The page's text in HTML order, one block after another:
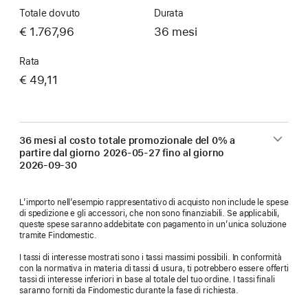
Totale dovuto
€ 1.767,96
Durata
36 mesi
Rata
€ 49,11
36 mesi al costo totale promozionale del 0% a
partire dal giorno 2026-05-27fino al giorno
2026-09-30
L’importo nell’esempio rappresentativo di acquisto non include le spese
di spedizione e gli accessori, che non sono finanziabili. Se applicabili,
queste spese saranno addebitate con pagamento in un’unica soluzione
tramite Findomestic.
I tassi di interesse mostrati sono i tassi massimi possibili. In conformità
con la normativa in materia di tassi di usura, ti potrebbero essere offerti
tassi di interesse inferiori in base al totale del tuo ordine. I tassi finali
saranno forniti da Findomestic durante la fase di richiesta.